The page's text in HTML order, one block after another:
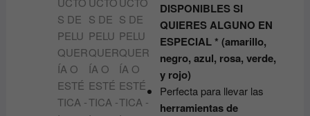
DISPONIBLES SI
QUIERES ALGUNO EN
ESPECIAL * (amarillo,
negro, azul, rosa, verde,
y rojo)
Perfecta para llevar las
herramientas de